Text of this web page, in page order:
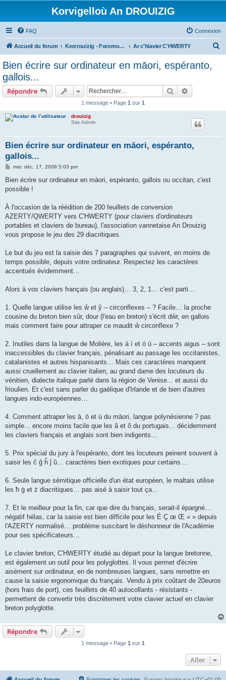
Korvigelloù An DROUIZIG
FAQ Connexion
Accueil du forum Kerzrouizig - Foromoù An Drouizig Ar c'hlavier C'HWERTY
Bien écrire sur ordinateur en māori, espéranto,
gallois...
Répondre Rechercher
1 message • Page 1 sur 1
drouizig
Site Admin
Bien écrire sur ordinateur en māori, espéranto,
gallois...
M
s
a
mer. déc. 17, 2008 5:03 pm
Bien écrire sur ordinateur en māori, espéranto, gallois ou occitan, c'est
possible !
À l'occasion de la réédition de 200 feuillets de conversion
AZERTY/QWERTY vers C'HWERTY (pour claviers d'ordinateurs
portables et claviers de bureau), l'association vannetaise An Drouizig
vous propose le jeu des 29 diacritiques.
Le but du jeu est la saisie des 7 paragraphes qui suivent, en moins de
temps possible, depuis votre ordinateur. Respectez les caractères
accentués évidemment…
Alors à vos claviers français (ou anglais)… 3, 2, 1… c'est parti…
1. Quelle langue utilise les ŵ et ŷ – circonflexes – ? Facile… la proche
cousine du breton bien sûr, dour (l'eau en breton) s'écrit dŵr, en gallois
mais comment faire pour attraper ce maudit ŵ circonflexe ?
2. Inutiles dans la langue de Molière, les á í et ó ú – accents aigus – sont
inaccessibles du clavier français, pénalisant au passage les occitanistes,
catalanistes et autres hispanisants… Mais ces caractères manquent
aussi cruellement au clavier italien, au grand dame des locuteurs du
vénitien, dialecte italique parlé dans la région de Venise... et aussi du
frioulien. Et c'est sans parler du gaélique d'Irlande et de bien d'autres
langues indo-européennes…
4. Comment attraper les ā, ō et ū du māori, langue polynésienne ? pas
simple... encore moins facile que les ã et õ du portugais... décidemment
les claviers français et anglais sont bien indigents…
5. Prix spécial du jury à l'espéranto, dont les locuteurs peinent souvent à
saisir les ĉ ĝ ĥ ĵ ŭ… caractères bien exotiques pour certains…
6. Seule langue sémitique officielle d'un état européen, le maltais utilise
les ħ ġ et ż diacritiques… pas aisé à saisir tout ça…
7. Et le meilleur pour la fin, car que dire du français, serait-il épargné…
négatif hélas, car la saisie est bien difficile pour les É Ç œ Œ « » depuis
l'AZERTY normalisé… problème suscitant le déshonneur de l'Académie
pour ses spécificateurs…
Le clavier breton, C'HWERTY étudié au départ pour la langue bretonne,
est également un outil pour les polyglottes. Il vous permet d'écrire
aisément sur ordinateur, en de nombreuses langues, sans remettre en
cause la saisie ergonomique du français. Vendu à prix coûtant de 20euros
(hors frais de port), ces feuillets de 40 autocollants - résistants -
permettent de convertir très discrètement votre clavier actuel en clavier
breton polyglotte.
Répondre
1 message • Page 1 sur 1
Aller